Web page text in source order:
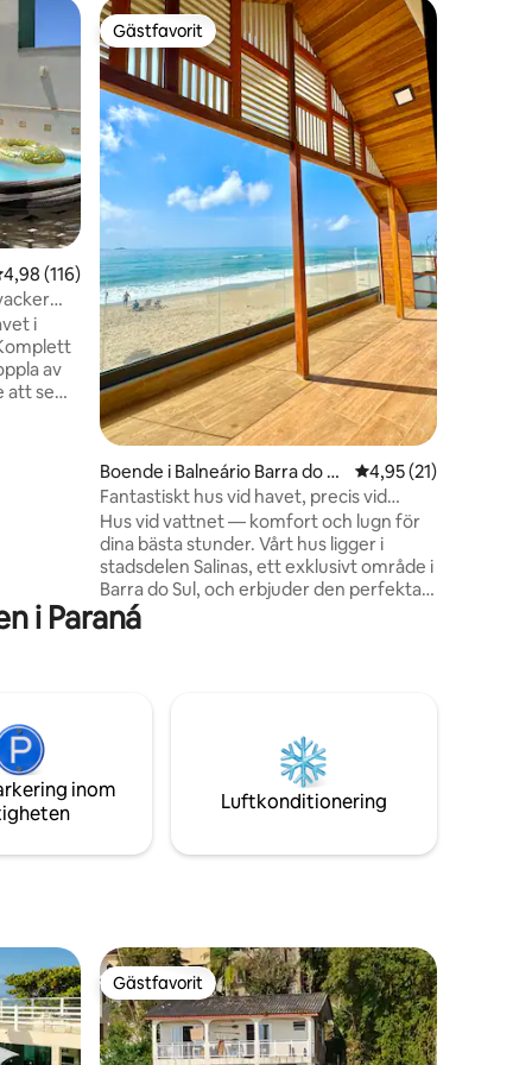
av 5 i genomsnittligt betyg, 116 omdömen
4,98 (116)
i
av
att se
Gästfavorit
Gästfavorit
Boende i Balneário Barra do S
ul
4,95 av 5 i
4,95 (21)
Fantastiskt hus vid havet, precis vid
sanden
Hus vid vattnet — komfort och lugn för
dina bästa stunder. Vårt hus ligger i
stadsdelen Salinas, ett exklusivt område i
Barra do Sul, och erbjuder den perfekta
miljön för att njuta av oförglömliga dagar
med familj och vänner. Det finns 6
Wi-Fi och en komplett grillplats, perfekt
för att samla de människor du älskar.
i Paraná
inom
Luftkonditionering
Gästfavorit
Gästfavorit